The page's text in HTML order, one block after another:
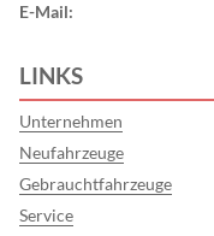
E-Mail:
LINKS
Unternehmen
Neufahrzeuge
Gebrauchtfahrzeuge
Service